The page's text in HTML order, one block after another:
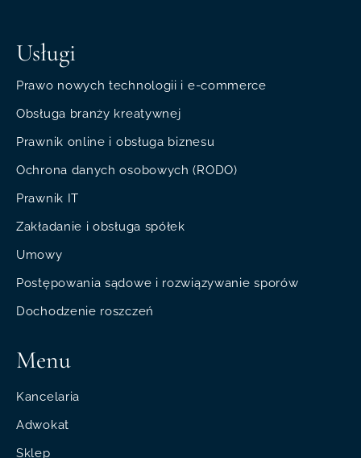
Usługi
Prawo nowych technologii i e-commerce
Obsługa branży kreatywnej
Prawnik online i obsługa biznesu
Ochrona danych osobowych (RODO)
Prawnik IT
Zakładanie i obsługa spółek
Umowy
Postępowania sądowe i rozwiązywanie sporów
Dochodzenie roszczeń
Menu
Kancelaria
Adwokat
Sklep